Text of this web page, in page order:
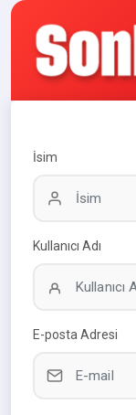
İsim
Kullanıcı Adı
E-posta Adresi